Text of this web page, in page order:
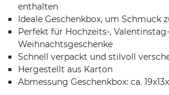
enthalten
Ideale Geschenkbox, um Schmuck
Perfekt für Hochzeits-,
Weihnachtsgeschenke
Schnell verpackt und stilvoll
Hergestellt aus Karton
Abmessung Geschenkbox: ca.